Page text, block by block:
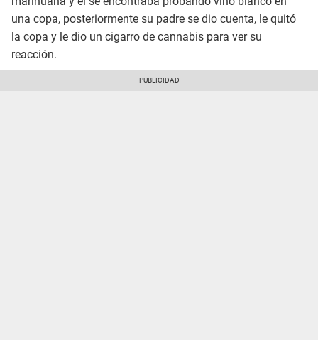
una copa, posteriormente su padre se dio cuenta, le quitó
la copa y le dio un cigarro de cannabis para ver su
reacción.